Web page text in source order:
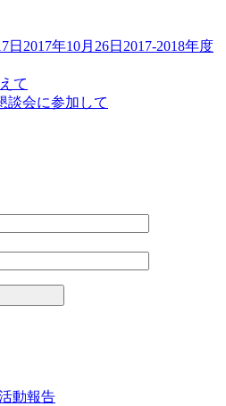
日 2017年10月26日ゴ
2017-2018年度
て
談会に参加して
動報告